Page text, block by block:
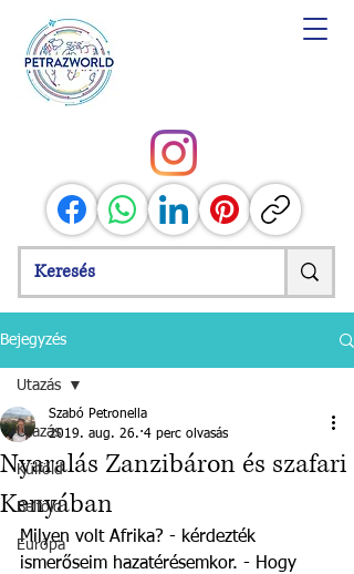
Bejegyzés
Utazás
Külföld
Belföld
Európa
Utazás
Nyaralás Zanzibáron és szafari
Kenyában
Szabó Petronella
2019. aug. 26. 4 perc olvasás
Milyen volt Afrika? - kérdezték
ismerőseim hazatérésemkor. - Hogy